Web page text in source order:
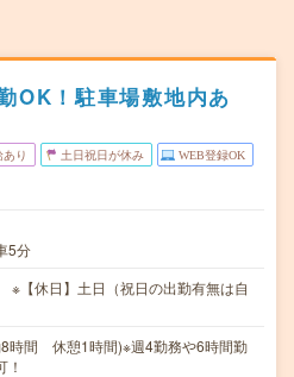
OK！駐車場敷地内あ
り 土日祝日が休み WEB登録OK
5分
【休日】土日（祝日の出勤有無は自
時間 休憩1時間)※週4勤務や6時間勤